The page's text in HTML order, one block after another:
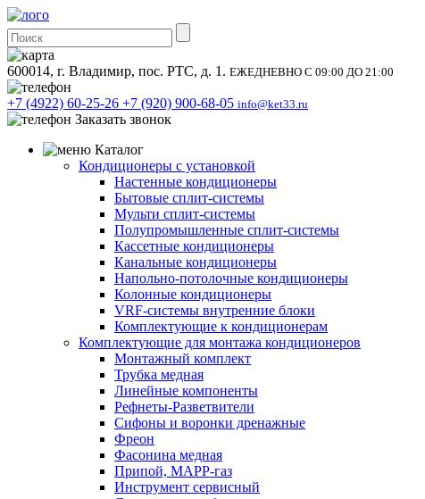
600014, г. Владимир, пос. РТС, д. 1. ЕЖЕДНЕВНО С 09:00 ДО 21:00
+7 (4922) 60-25-26 +7 (920) 900-68-05 info@ket33.ru
Заказать звонок
Каталог
Кондиционеры с установкой
Настенные кондиционеры
Бытовые сплит-системы
Мульти сплит-системы
Полупромышленные сплит-системы
Кассетные кондиционеры
Канальные кондиционеры
Напольно-потолочные кондиционеры
Колонные кондиционеры
VRF-системы внутренние блоки
Комплектующие к кондиционерам
Комплектующие для монтажа кондиционеров
Монтажный комплект
Трубка медная
Линейные компоненты
Рефнеты-Разветвители
Сифоны и воронки дренажные
Фреон
Фасонина медная
Припой, МАРР-газ
Инструмент сервисный